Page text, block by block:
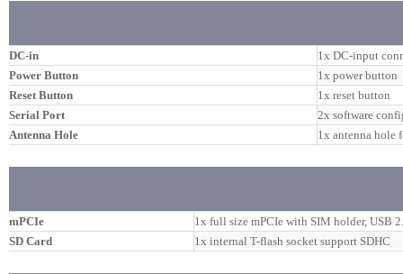
DC-in
1x DC-input
Power Button
1x power button
Reset Button
1x reset button
Serial Port
2x software
Antenna Hole
1x antenna hole
mPCIe
1x full size mPCIe with SIM holder, USB
SD Card
1x internal T-flash socket support SDHC